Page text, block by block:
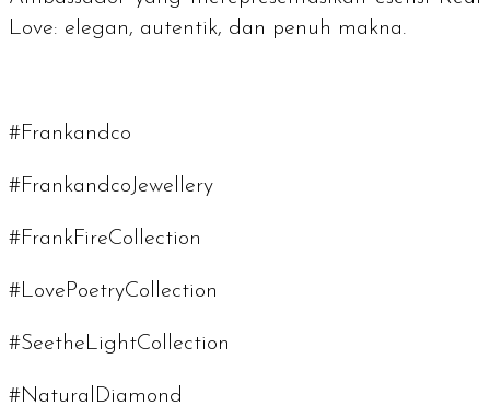
Love: elegan, autentik, dan penuh makna.
#Frankandco
#FrankandcoJewellery
#FrankFireCollection
#LovePoetryCollection
#SeetheLightCollection
#NaturalDiamond